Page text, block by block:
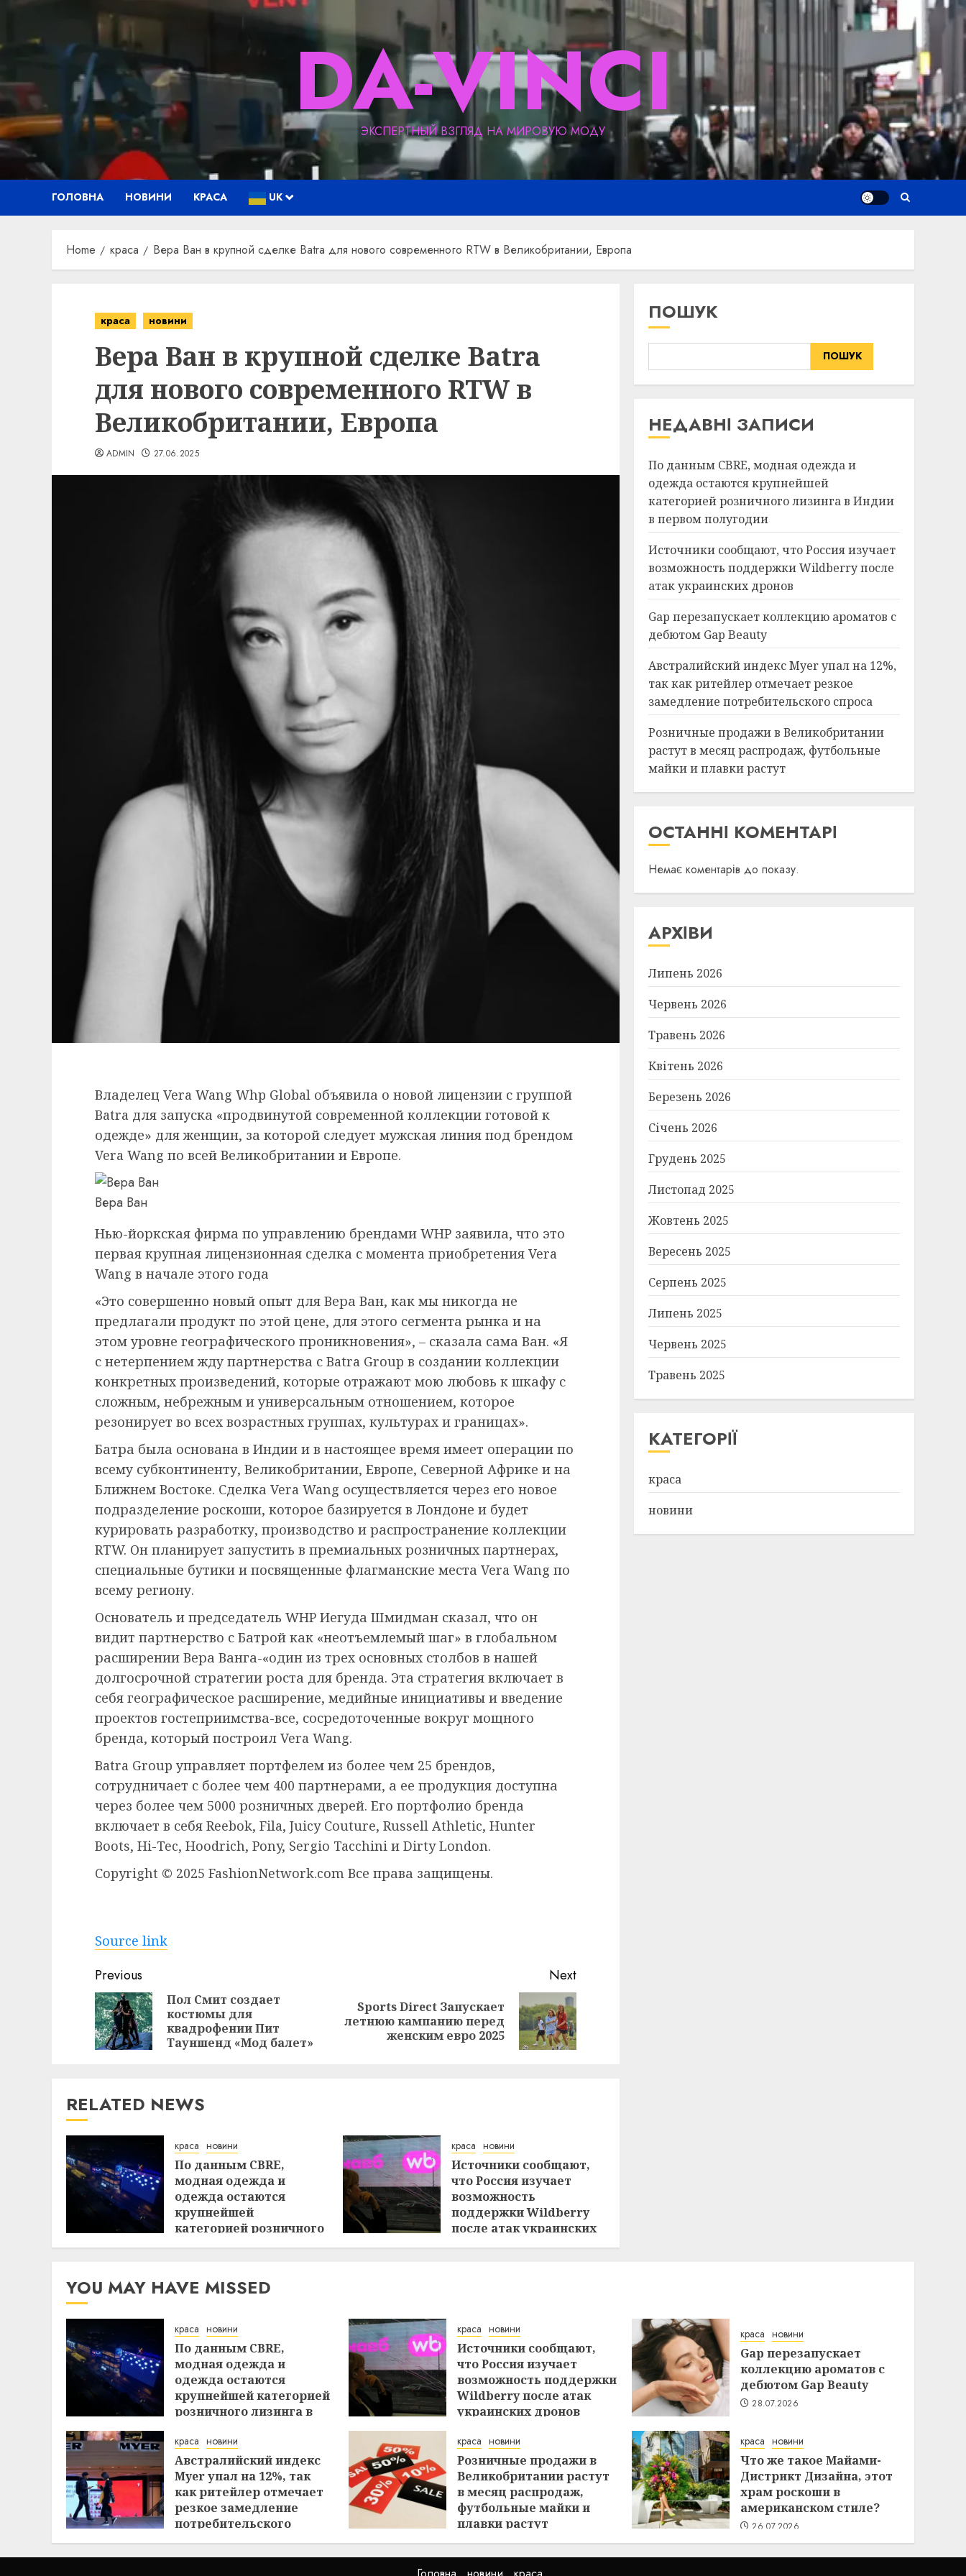
content
DA-VINCI
ЭКСПЕРТНЫЙ ВЗГЛЯД НА МИРОВУЮ МОДУ
ГОЛОВНА НОВИНИ КРАСА UK
Home краса Вера Ван в крупной сделке Batra для нового современного RTW в Великобритании, Европа
краса новини
Вера Ван в крупной сделке Batra
для нового современного RTW в
Великобритании, Европа
ADMIN 27.06.2025
Владелец Vera Wang Whp Global объявила о новой лицензии с группой
Batra для запуска «продвинутой современной коллекции готовой к
одежде» для женщин, за которой следует мужская линия под брендом
Vera Wang по всей Великобритании и Европе.
Вера Ван
Нью-йоркская фирма по управлению брендами WHP заявила, что это
первая крупная лицензионная сделка с момента приобретения Vera
Wang в начале этого года
«Это совершенно новый опыт для Вера Ван, как мы никогда не
предлагали продукт по этой цене, для этого сегмента рынка и на
этом уровне географического проникновения», – сказала сама Ван. «Я
с нетерпением жду партнерства с Batra Group в создании коллекции
конкретных произведений, которые отражают мою любовь к шкафу с
сложным, небрежным и универсальным отношением, которое
резонирует во всех возрастных группах, культурах и границах».
Батра была основана в Индии и в настоящее время имеет операции по
всему субконтиненту, Великобритании, Европе, Северной Африке и на
Ближнем Востоке. Сделка Vera Wang осуществляется через его новое
подразделение роскоши, которое базируется в Лондоне и будет
курировать разработку, производство и распространение коллекции
RTW. Он планирует запустить в премиальных розничных партнерах,
специальные бутики и посвященные флагманские места Vera Wang по
всему региону.
Основатель и председатель WHP Иегуда Шмидман сказал, что он
видит партнерство с Батрой как «неотъемлемый шаг» в глобальном
расширении Вера Ванга-«один из трех основных столбов в нашей
долгосрочной стратегии роста для бренда. Эта стратегия включает в
себя географическое расширение, медийные инициативы и введение
проектов гостеприимства-все, сосредоточенные вокруг мощного
бренда, который построил Vera Wang.
Batra Group управляет портфелем из более чем 25 брендов,
сотрудничает с более чем 400 партнерами, а ее продукция доступна
через более чем 5000 розничных дверей. Его портфолио бренда
включает в себя Reebok, Fila, Juicy Couture, Russell Athletic, Hunter
Boots, Hi-Tec, Hoodrich, Pony, Sergio Tacchini и Dirty London.
Copyright © 2025 FashionNetwork.com Все права защищены.
Source link
Continue
Reading
Previous
Previous
Пол Смит создает
костюмы для
квадрофении Пит
Тауншенд «Мод балет»
Next
Next
Sports Direct Запускает
летнюю кампанию перед
женским евро 2025
RELATED NEWS
краса новини
По данным CBRE,
модная одежда и
одежда остаются
крупнейшей
категорией розничного
лизинга в Индии в
29.07.2026
краса новини
Источники сообщают,
что Россия изучает
возможность
поддержки Wildberry
после атак украинских
дронов
ПОШУК
ПОШУК
НЕДАВНІ ЗАПИСИ
По данным CBRE, модная одежда и
одежда остаются крупнейшей
категорией розничного лизинга в Индии
в первом полугодии
Источники сообщают, что Россия изучает
возможность поддержки Wildberry после
атак украинских дронов
Gap перезапускает коллекцию ароматов с
дебютом Gap Beauty
Австралийский индекс Myer упал на 12%,
так как ритейлер отмечает резкое
замедление потребительского спроса
Розничные продажи в Великобритании
растут в месяц распродаж, футбольные
майки и плавки растут
ОСТАННІ КОМЕНТАРІ
Немає коментарів до показу.
АРХІВИ
Липень 2026
Червень 2026
Травень 2026
Квітень 2026
Березень 2026
Січень 2026
Грудень 2025
Листопад 2025
Жовтень 2025
Вересень 2025
Серпень 2025
Липень 2025
Червень 2025
Травень 2025
КАТЕГОРІЇ
краса
новини
YOU MAY HAVE MISSED
краса новини
По данным CBRE,
модная одежда и
одежда остаются
крупнейшей категорией
розничного лизинга в
полугодии
29.07.2026
краса новини
Источники сообщают,
что Россия изучает
возможность поддержки
Wildberry после атак
украинских дронов
краса новини
Gap перезапускает
коллекцию ароматов с
дебютом Gap Beauty
28.07.2026
краса новини
Австралийский индекс
Myer упал на 12%, так
как ритейлер отмечает
резкое замедление
потребительского
спроса
27.07.2026
краса новини
Розничные продажи в
Великобритании растут
в месяц распродаж,
футбольные майки и
плавки растут
26.07.2026
краса новини
Что же такое Майами-
Дистрикт Дизайна, этот
храм роскоши в
американском стиле?
26.07.2026